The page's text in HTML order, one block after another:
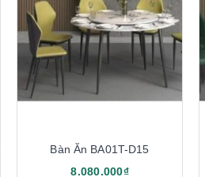
Bàn Ăn BA01T-D15
8.080.000₫